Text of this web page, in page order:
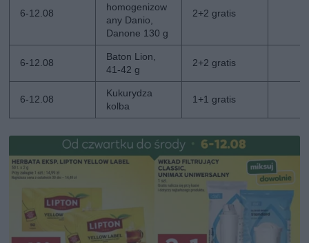
6-12.08
homogenizow
any Danio,
Danone 130 g
2+2 gratis
6-12.08
Baton Lion,
41-42 g
2+2 gratis
6-12.08
Kukurydza
kolba
1+1 gratis